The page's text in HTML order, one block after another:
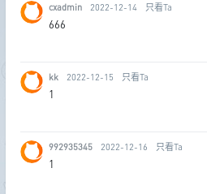
cxadmin 2022-12-14 只看Ta
666
kk 2022-12-15 只看Ta
1
992935345 2022-12-16 只看Ta
1